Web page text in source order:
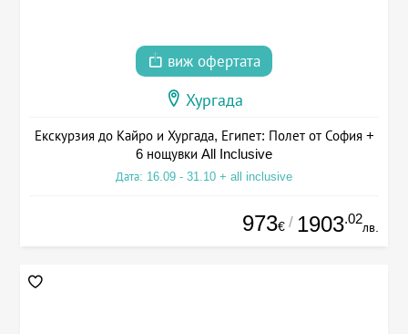
виж офертата
Хургада
Екскурзия до Кайро и Хургада, Египет: Полет от София +
6 нощувки All Inclusive
Дата: 16.09 - 31.10 + all inclusive
973€ / 1903.02
лв.